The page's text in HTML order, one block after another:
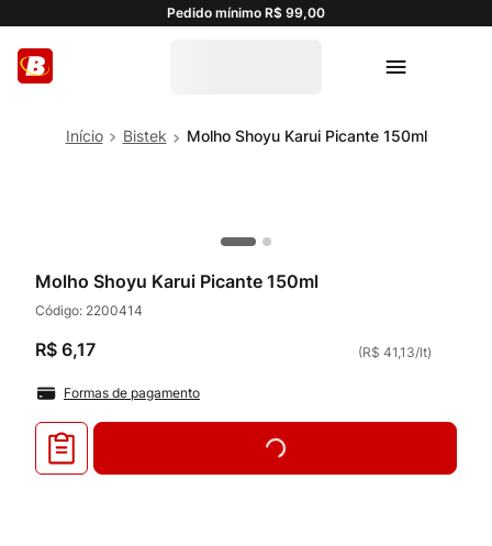
Pedido mínimo R$ 99,00
Bistek Molho Shoyu Karui Picante 150ml
Molho Shoyu Karui Picante 150ml
Código: 2200414
R$ 6,17 (R$ 41,13/lt)
Formas de pagamento